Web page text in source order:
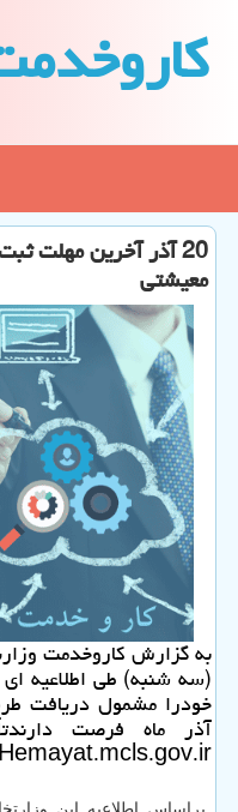
20 آذر آخرین مهلت
معیشتی
به گزارش كاروخدمت
(سه شنبه) طی اطلاعیه ای
آذر ماه فرصت
Hemayat.mcls.gov.ir ثبت كنند.
براساس اطلاعیه این